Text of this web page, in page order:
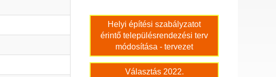
Helyi építési szabályzatot
érintő településrendezési terv
módosítása - tervezet
Választás 2022.